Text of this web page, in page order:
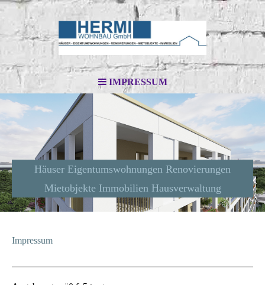
IMPRESSUM
Häuser Eigentumswohnungen Renovierungen
Mietobjekte Immobilien Hausverwaltung
Impressum